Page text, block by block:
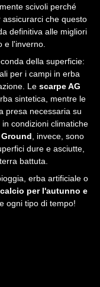
scivoli perché
che questo
definitiva alle migliori
e l'inverno.
della superficie:
per i campi in erba
Lescarpe AG
sintetica, mentre le
presa necessaria su
condizioni climatiche
, invece, sono
dure e asciutte,
battuta.
erba artificiale o
per l'autunno e
ogni tipo di tempo!